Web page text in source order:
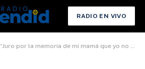
RADIO EN VIVO
“Juro por la memoria de mi mamá que yo no mandaría a matar al fiscal”: Vásquez niega acusaciones en su contra